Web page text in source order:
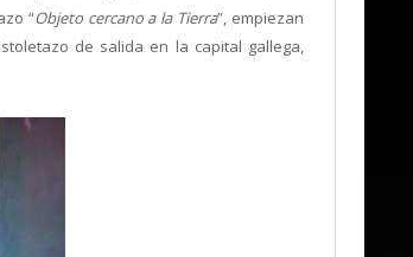
“Objeto cercano a la Tierra”, empiezan
de salida en la capital gallega,